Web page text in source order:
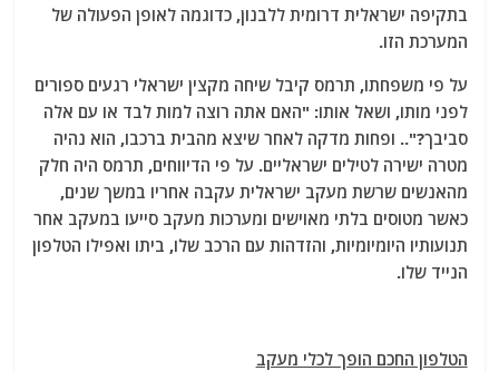
בתקיפה ישראלית דרומית ללבנון, כדוגמה לאופן הפעולה של
המערכת הזו.
על פי משפחתו, תרמס קיבל שיחה מקצין ישראלי רגעים ספורים
לפני מותו, ושאל אותו: "האם אתה רוצה למות לבד או עם אלה
סביבך?".. ופחות מדקה לאחר שיצא מהבית ברכבו, הוא נהיה
מטרה ישירה לטילים ישראליים. על פי הדיווחים, תרמס היה חלק
מהאנשים שרשת מעקב ישראלית עקבה אחריו במשך שנים,
כאשר מטוסים בלתי מאוישים ומערכות מעקב סייעו במעקב אחר
תנועותיו היומיומיות, והזדהות עם הרכב שלו, ביתו ואפילו הטלפון
הנייד שלו.
הטלפון החכם הופך לכלי מעקב